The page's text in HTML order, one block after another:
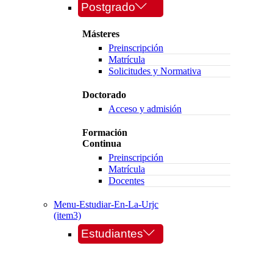
Postgrado
Másteres
Preinscripción
Matrícula
Solicitudes y Normativa
Doctorado
Acceso y admisión
Formación
Continua
Preinscripción
Matrícula
Docentes
Menu-Estudiar-En-La-Urjc
(item3)
Estudiantes